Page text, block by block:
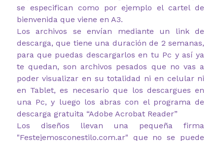
se especifican como por ejemplo el cartel de
bienvenida que viene en A3.
Los archivos se envían mediante un link de
descarga, que tiene una duración de 2 semanas,
para que puedas descargarlos en tu Pc y así ya
te quedan, son archivos pesados que no vas a
poder visualizar en su totalidad ni en celular ni
en Tablet, es necesario que los descargues en
una Pc, y luego los abras con el programa de
descarga gratuita “Adobe Acrobat Reader”
Los diseños llevan una pequeña firma
"Festejemosconestilo.com.ar" que no se puede